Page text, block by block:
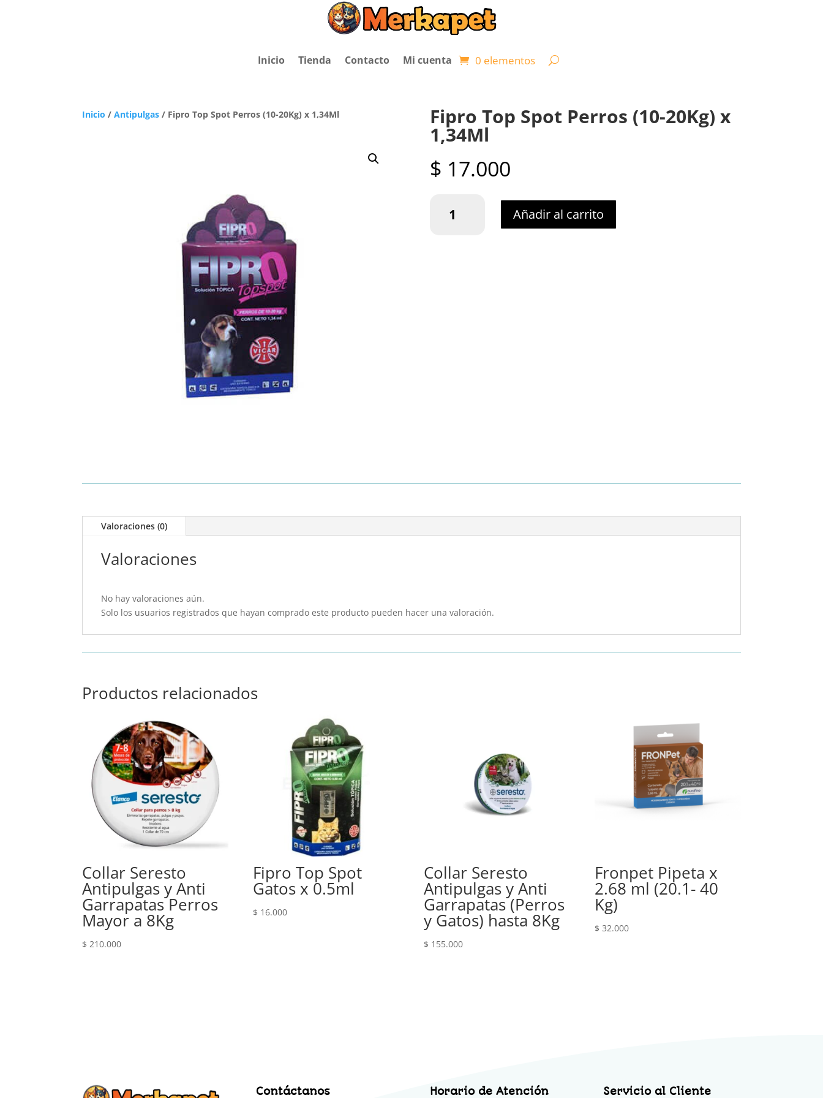
Inicio Tienda Contacto Mi cuenta 0 elementos
Inicio /Antipulgas / Fipro Top Spot Perros (10-20Kg) x 1,34Ml Fipro Top Spot Perros (10-20Kg) x
1,34Ml
$ 17.000
Añadir al carrito
Valoraciones (0)
Valoraciones
No hay valoraciones aún.
Solo los usuarios registrados que hayan comprado este producto pueden hacer una valoración.
Productos relacionados
Collar Seresto
Antipulgas y Anti
Garrapatas Perros
Mayor a 8Kg
$ 210.000
Fipro Top Spot
Gatos x 0.5ml
$ 16.000
Collar Seresto
Antipulgas y Anti
Garrapatas (Perros
y Gatos) hasta 8Kg
$ 155.000
Fronpet Pipeta x
2.68 ml (20.1- 40
Kg)
$ 32.000
Contáctanos Horario de Atención Servicio al Cliente